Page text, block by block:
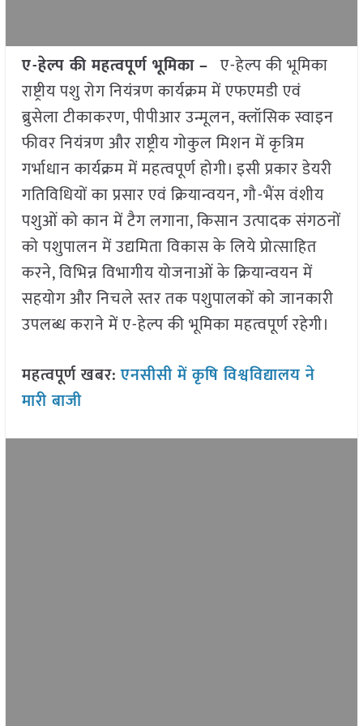
ए-हेल्प की महत्वपूर्ण भूमिका – ए-हेल्प की भूमिका
राष्ट्रीय पशु रोग नियंत्रण कार्यक्रम में एफएमडी एवं
ब्रुसेला टीकाकरण, पीपीआर उन्मूलन, क्लॉसिक स्वाइन
फीवर नियंत्रण और राष्ट्रीय गोकुल मिशन में कृत्रिम
गर्भाधान कार्यक्रम में महत्वपूर्ण होगी। इसी प्रकार डेयरी
गतिविधियों का प्रसार एवं क्रियान्वयन, गौ-भैंस वंशीय
पशुओं को कान में टैग लगाना, किसान उत्पादक संगठनों
को पशुपालन में उद्यमिता विकास के लिये प्रोत्साहित
करने, विभिन्न विभागीय योजनाओं के क्रियान्वयन में
सहयोग और निचले स्तर तक पशुपालकों को जानकारी
उपलब्ध कराने में ए-हेल्प की भूमिका महत्वपूर्ण रहेगी।
महत्वपूर्ण खबर:एनसीसी में कृषि विश्वविद्यालय ने
मारी बाजी